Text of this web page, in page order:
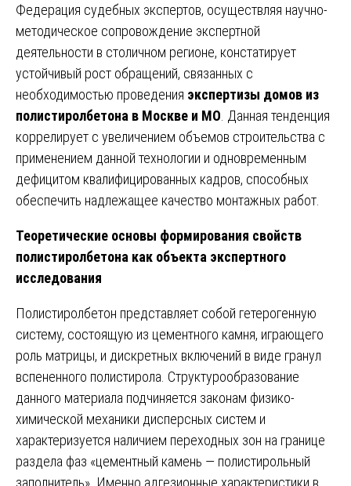
Федерация судебных экспертов, осуществляя научно-
методическое сопровождение экспертной
деятельности в столичном регионе, констатирует
устойчивый рост обращений, связанных с
необходимостью проведения экспертизы домов из
полистиролбетона в Москве и МО . Данная тенденция
коррелирует с увеличением объемов строительства с
применением данной технологии и одновременным
дефицитом квалифицированных кадров, способных
обеспечить надлежащее качество монтажных работ.
Теоретические основы формирования свойств
полистиролбетона как объекта экспертного
исследования
Полистиролбетон представляет собой гетерогенную
систему, состоящую из цементного камня, играющего
роль матрицы, и дискретных включений в виде гранул
вспененного полистирола. Структурообразование
данного материала подчиняется законам физико-
химической механики дисперсных систем и
характеризуется наличием переходных зон на границе
раздела фаз «цементный камень — полистирольный
заполнитель». Именно адгезионные характеристики в